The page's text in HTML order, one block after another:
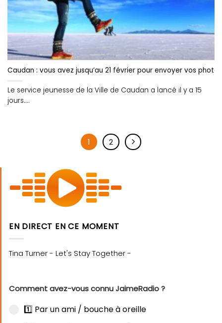
Caudan : vous avez jusqu’au 21 février pour envoyer vos
Le service jeunesse de la Ville de Caudan a lancé il y a 15
jours....
1 2
EN DIRECT EN CE MOMENT
Comment avez-vous connu JaimeRadio ?
1️⃣ Par un ami / bouche à oreille